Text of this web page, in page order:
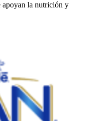
apoyan la nutrición y